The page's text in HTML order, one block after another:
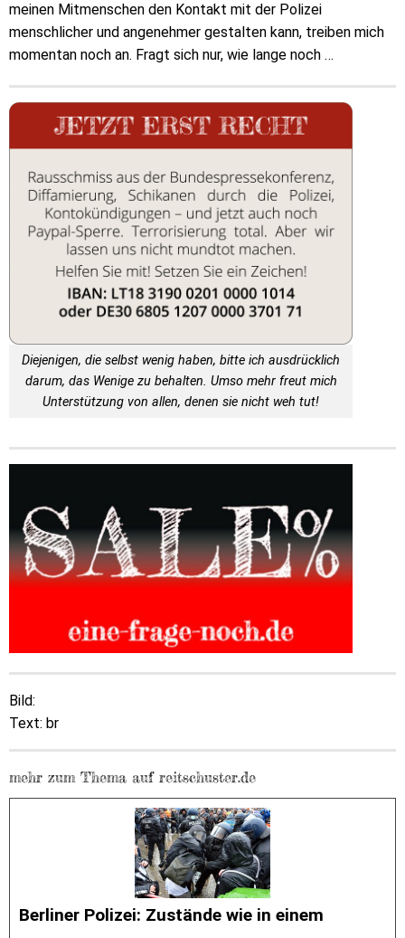
meinen Mitmenschen den Kontakt mit der Polizei
menschlicher und angenehmer gestalten kann, treiben mich
momentan noch an. Fragt sich nur, wie lange noch …
Diejenigen, die selbst wenig haben, bitte ich ausdrücklich
darum, das Wenige zu behalten. Umso mehr freut mich
Unterstützung von allen, denen sie nicht weh tut!
Bild:
Text: br
mehr zum Thema auf reitschuster.de
Berliner Polizei: Zustände wie in einem